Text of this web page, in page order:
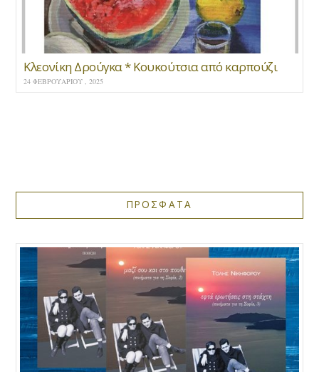
Κλεονίκη Δρούγκα * Κουκούτσια από καρπούζι
24 ΦΕΒΡΟΥΑΡΊΟΥ , 2025
ΠΡΟΣΦΑΤΑ